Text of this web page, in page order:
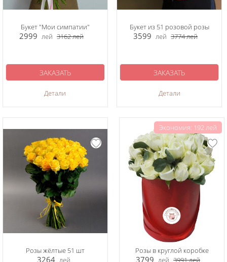
Букет "Мои симпатии"
2999 лей 3162лей
Детали
ЗАКАЗАТЬ
Букет из 51 розовой розы
3599 лей 3774лей
Детали
ЗАКАЗАТЬ
Розы жёлтые 51 шт
3264 лей
Экономия: 192 лей
Розы в круглой коробке
3799 лей 3991лей